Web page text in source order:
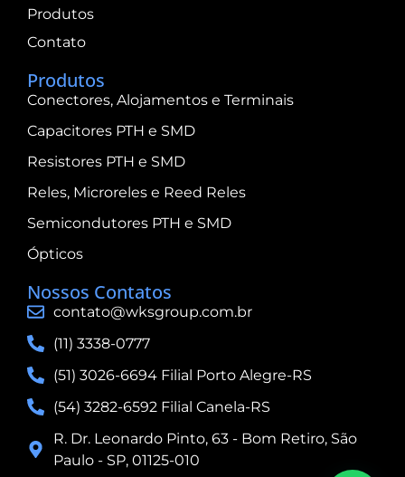
Produtos
Contato
Produtos
Conectores, Alojamentos e Terminais
Capacitores PTH e SMD
Resistores PTH e SMD
Reles, Microreles e Reed Reles
Semicondutores PTH e SMD
Ópticos
Nossos Contatos
contato@wksgroup.com.br
(11) 3338-0777
(51) 3026-6694 Filial Porto Alegre-RS
(54) 3282-6592​ Filial Canela-RS
R. Dr. Leonardo Pinto, 63 - Bom Retiro, São
Paulo - SP, 01125-010